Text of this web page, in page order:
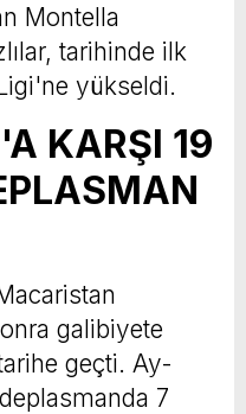
Montella
tarihinde ilk
yükseldi.
KARŞI 19
galibiyete
geçti. Ay-
deplasmanda 7